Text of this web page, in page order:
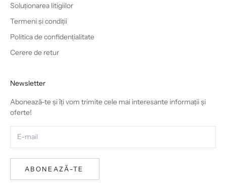
Soluționarea litigiilor
Termeni și condiții
Politica de confidențialitate
Cerere de retur
Newsletter
Abonează-te și îți vom trimite cele mai interesante informații și
oferte!
ABONEAZĂ-TE